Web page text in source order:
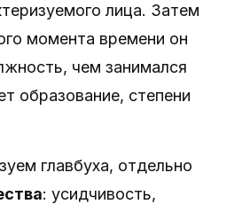
лица. Затем
момента времени он
чем занимался
образование, степени
главбуха, отдельно
: усидчивость,